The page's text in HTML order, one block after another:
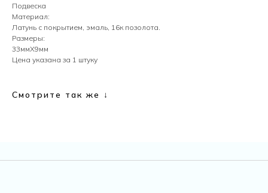
Кристаллы
Жемчуг
Подвеска
Материал:
Латунь с покрытием, эмаль, 16к позолота.
Размеры:
33ммХ9мм
Цена указана за 1 штуку
Смотрите так же ↓